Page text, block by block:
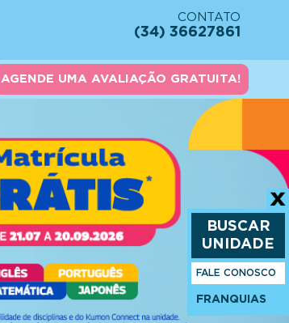
CONTATO
(34) 36627861
AGENDE UMA AVALIAÇÃO GRATUITA!
BUSCAR
UNIDADE
FALE CONOSCO
FRANQUIAS